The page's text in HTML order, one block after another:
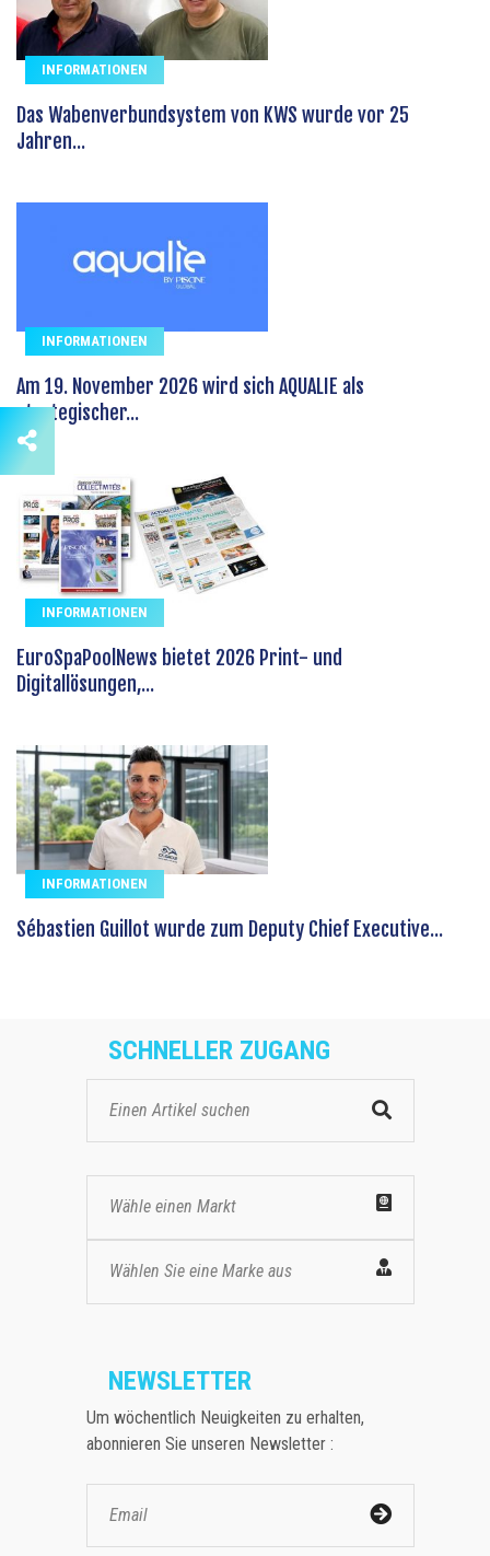
INFORMATIONEN
Das Wabenverbundsystem von KWS wurde vor 25
Jahren...
INFORMATIONEN
Am 19. November 2026 wird sich AQUALIE als
strategischer...
INFORMATIONEN
EuroSpaPoolNews bietet 2026 Print- und
Digitallösungen,...
INFORMATIONEN
Sébastien Guillot wurde zum Deputy Chief Executive...
SCHNELLER ZUGANG
Wähle einen Markt
Wählen Sie eine Marke aus
NEWSLETTER
Um wöchentlich Neuigkeiten zu erhalten,
abonnieren Sie unseren Newsletter :